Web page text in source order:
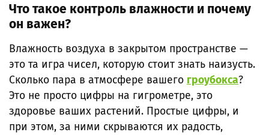
Что такое контроль влажности и почему
он важен?
Влажность воздуха в закрытом пространстве —
это та игра чисел, которую стоит знать наизусть.
Сколько пара в атмосфере вашего гроубокса?
Это не просто цифры на гигрометре, это
здоровье ваших растений. Простые цифры, и
при этом, за ними скрываются их радость,